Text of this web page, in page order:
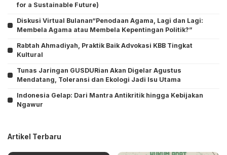
for a Sustainable Future)
Diskusi Virtual Bulanan“Penodaan Agama, Lagi dan Lagi:
Membela Agama atau Membela Kepentingan Politik?”
Rabtah Ahmadiyah, Praktik Baik Advokasi KBB Tingkat
Kultural
Tunas Jaringan GUSDURian Akan Digelar Agustus
Mendatang, Toleransi dan Ekologi Jadi Isu Utama
Indonesia Gelap: Dari Mantra Antikritik hingga Kebijakan
Ngawur
Artikel Terbaru